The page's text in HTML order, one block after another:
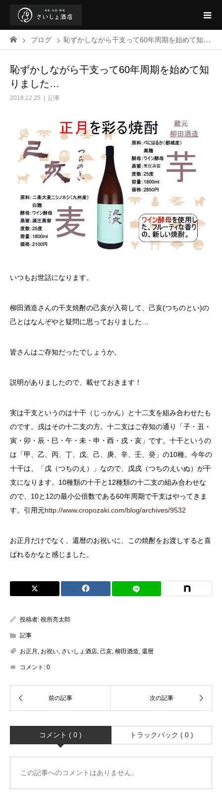
ブログ 恥ずかしながら干支って60年周期を始めて知りました…
恥ずかしながら干支って60年周期を始めて知
りました…
2018.12.25 記事
いつもお世話になります。
柳田酒造さんの干支焼酎の己亥が入荷して、己亥(つちのとい)の
己とはなんぞやと疑問に思っておりました…
皆さんはご存知だったでしょうか。
説明がありましたので、載せておきます！
実は干支というのは十干（じっかん）と十二支を組み合わせたも
のです。戌はその十二支の方。十二支はご存知の通り「子・丑・
寅・卯・辰・巳・午・未・申・酉・戌・亥」です。十干というの
は「甲、乙、丙、丁、戊、己、庚、辛、壬、癸」の10種。今年の
十干は、「戊（つちのえ）」なので、戊戌（つちのえいぬ）が干
支になります。 10種類の十干と 12種類の十二支の組み合わせな
ので、 10と 12の最小公倍数である60年周期で干支はやってきま
す。 引用元http://www.cropozaki.com/blog/archives/9532
お正月だけでなく、還暦のお祝いに、この焼酎をお渡しすると喜
ばれるかなと感じました。
投稿者: 税所亮太郎
記事
お正月 , お祝い, さいしょ酒店, 己亥, 柳田酒造, 還暦
コメント: 0
コメント ( 0 ) トラックバック ( 0 )
この記事へのコメントはありません。